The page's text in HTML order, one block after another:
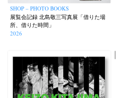
SHOP – PHOTO BOOKS
展覧会記録 北島敬三写真展「借りた場
所、借りた時間」
2026